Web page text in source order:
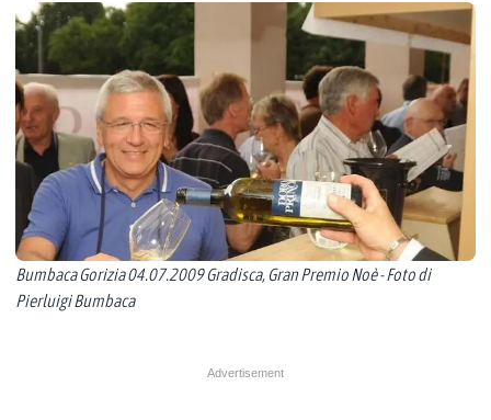
Bumbaca Gorizia 04.07.2009 Gradisca, Gran Premio Noè - Foto di
Pierluigi Bumbaca